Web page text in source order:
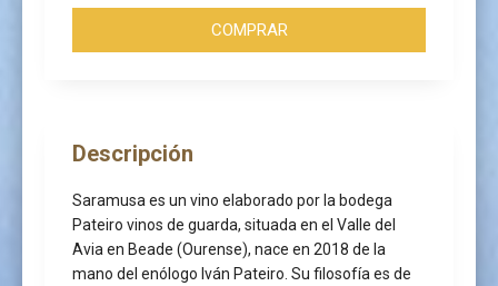
COMPRAR
Descripción
Saramusa es un vino elaborado por la bodega
Pateiro vinos de guarda, situada en el Valle del
Avia en Beade (Ourense), nace en 2018 de la
mano del enólogo Iván Pateiro. Su filosofía es de